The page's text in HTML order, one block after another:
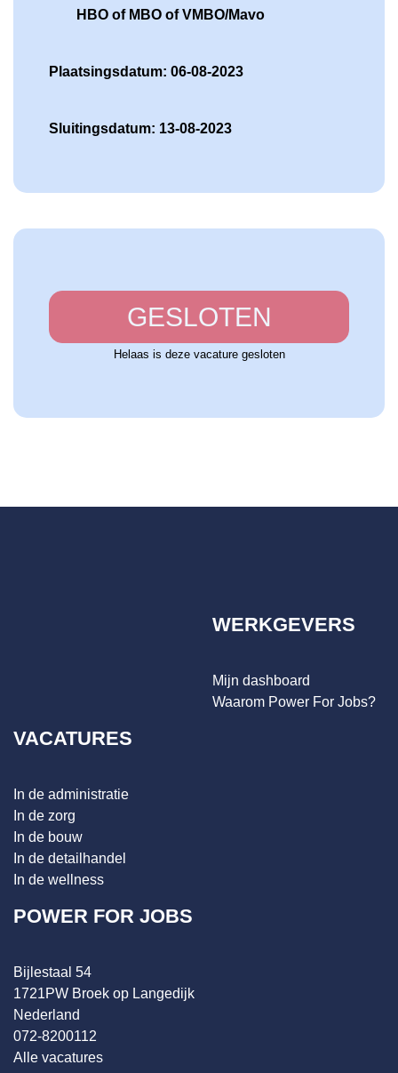
HBO of MBO of VMBO/Mavo
Plaatsingsdatum: 06-08-2023
Sluitingsdatum: 13-08-2023
GESLOTEN
Helaas is deze vacature gesloten
WERKGEVERS
Mijn dashboard
Waarom Power For Jobs?
VACATURES
In de administratie
In de zorg
In de bouw
In de detailhandel
In de wellness
POWER FOR JOBS
Bijlestaal 54
1721PW Broek op Langedijk
Nederland
072-8200112
Alle vacatures